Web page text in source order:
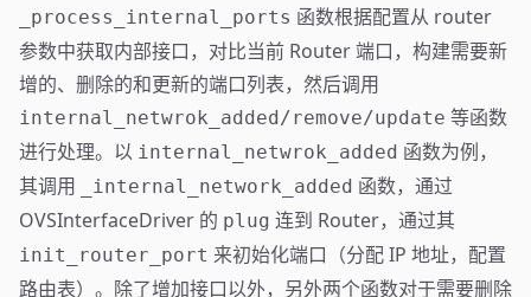
_process_internal_ports 函数根据配置从 router
参数中获取内部接口，对比当前 Router 端口，构建需要新
增的、删除的和更新的端口列表，然后调用
internal_netwrok_added/remove/update 等函数
进行处理。以 internal_netwrok_added 函数为例，
其调用
_internal_network_added 函数，通过
OVSInterfaceDriver 的 plug 连到 Router，通过其
init_router_port 来初始化端口（分配 IP 地址，配置
路由表）。除了增加接口以外，另外两个函数对于需要删除